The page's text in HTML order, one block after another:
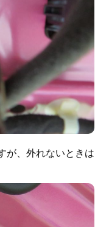
が、外れないときは